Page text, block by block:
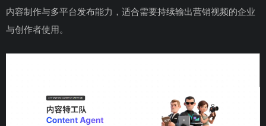
内容制作与多平台发布能力，适合需要持续输出营销视频的企业
与创作者使用。